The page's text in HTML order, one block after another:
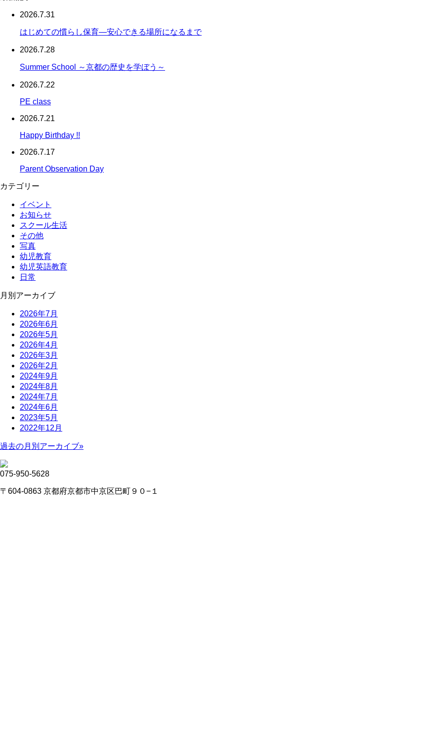
2026.7.31
はじめての慣らし保育―安心できる場所になるまで
2026.7.28
Summer School ～京都の歴史を学ぼう～
2026.7.22
PE class
2026.7.21
Happy Birthday !!
2026.7.17
Parent Observation Day
カテゴリー
イベント
お知らせ
スクール生活
その他
写真
幼児教育
幼児英語教育
日常
月別アーカイブ
2026年7月
2026年6月
2026年5月
2026年4月
2026年3月
2026年2月
2024年9月
2024年8月
2024年7月
2024年6月
2023年5月
2022年12月
過去の月別アーカイブ»
075-950-5628
〒604-0863 京都府京都市中京区巴町９０−１